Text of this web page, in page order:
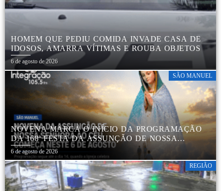
HOMEM QUE PEDIU COMIDA INVADE CASA DE
IDOSOS, AMARRA VÍTIMAS E ROUBA OBJETOS
6 de agosto de 2026
SÃO MANUEL
NOVENA MARCA O INÍCIO DA PROGRAMAÇÃO
DA 168ª FESTA DA ASSUNÇÃO DE NOSSA
SENHORA AO CÉU EM APARECIDA DE SÃO
MANUEL
6 de agosto de 2026
REGIÃO